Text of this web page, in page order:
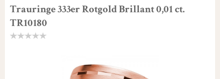
Trauringe 333er Rotgold Brillant 0,01 ct.
TR10180